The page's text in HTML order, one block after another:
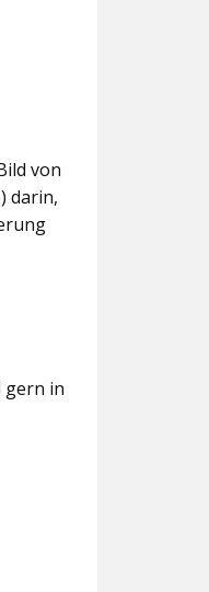
von
darin,
gern in